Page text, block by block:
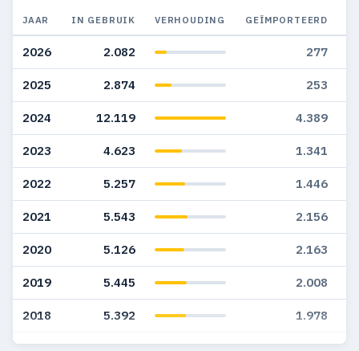
JAAR IN GEBRUIK VERHOUDING GEÏMPORTEERD
2026 2.082 277
2025 2.874 253
2024 12.119 4.389
2023 4.623 1.341
2022 5.257 1.446
2021 5.543 2.156
2020 5.126 2.163
2019 5.445 2.008
2018 5.392 1.978